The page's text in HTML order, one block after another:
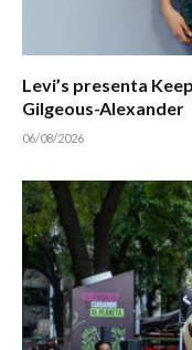
Levi’s presenta
Gilgeous-Alexander
06/08/2026